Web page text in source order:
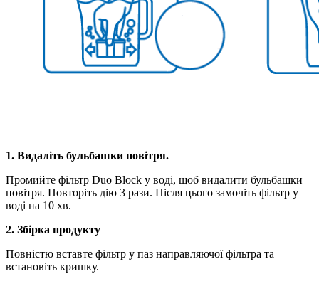
1. Видаліть бульбашки повітря.
Промийте фільтр Duo ​​Block у воді, щоб видалити бульбашки
повітря. Повторіть дію 3 рази. Після цього замочіть фільтр у
воді на 10 хв.
2. Збірка продукту
Повністю вставте фільтр у паз направляючої фільтра та
встановіть кришку.